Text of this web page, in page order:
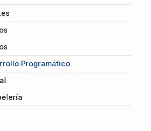
Programático